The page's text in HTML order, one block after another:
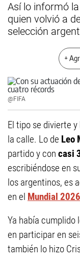
Así lo informó
quien volvió a
selección
+
@FIFA
El tipo se divierte
la calle. Lo de Leo
partido y con casi
escribiéndose en
los argentinos, es
en el Mundial
Ya había cumplido
en participar en
también lo hizo